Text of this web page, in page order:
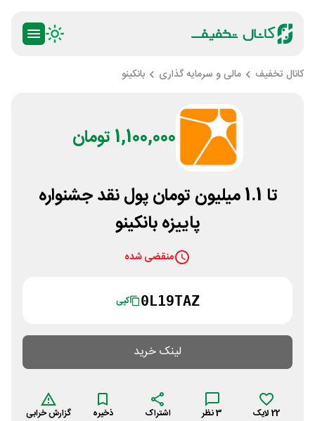
کانال تخفیف مالی و سرمایه گذاری بانکینو
1,100,000 تومان
تا 1.1 میلیون تومان پول نقد جشنواره
پاییزه بانکینو
منقضی شده
0L19TAZ کپی
لینک خرید
22لایک 3نظر اشتراک ذخیره گزارش خرابی